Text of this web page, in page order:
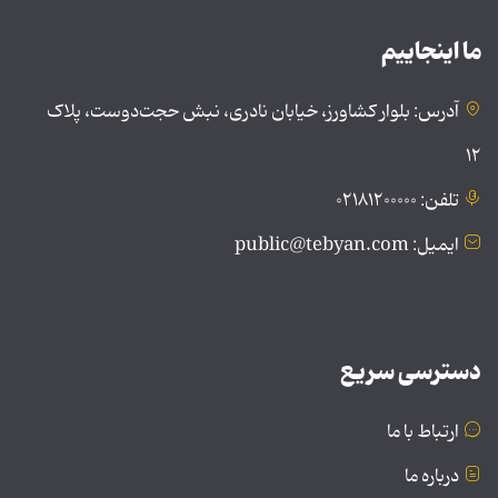
ما اینجاییم
آدرس: بلوار کشاورز، خیابان نادری، نبش حجت‌دوست، پلاک
۱۲
تلفن: ۰۲۱۸۱۲۰۰۰۰۰
ایمیل: public@tebyan.com
دسترسی سریع
ارتباط با ما
درباره ما